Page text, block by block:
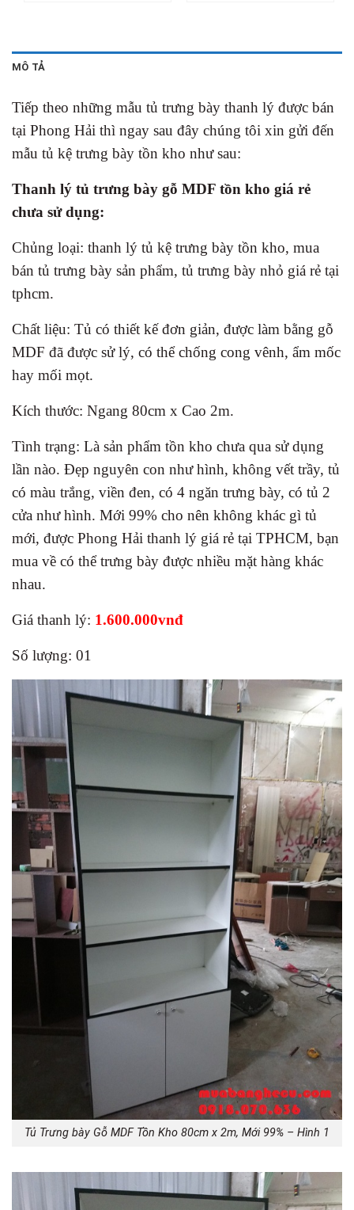
MÔ TẢ
Tiếp theo những mẫu tủ trưng bày thanh lý được bán
tại Phong Hải thì ngay sau đây chúng tôi xin gửi đến
mẫu tủ kệ trưng bày tồn kho như sau:
Thanh lý tủ trưng bày gỗ MDF tồn kho giá rẻ
chưa sử dụng:
Chủng loại: thanh lý tủ kệ trưng bày tồn kho, mua
bán tủ trưng bày sản phẩm, tủ trưng bày nhỏ giá rẻ tại
tphcm.
Chất liệu: Tủ có thiết kế đơn giản, được làm bằng gỗ
MDF đã được sử lý, có thể chống cong vênh, ẩm mốc
hay mối mọt.
Kích thước: Ngang 80cm x Cao 2m.
Tình trạng: Là sản phẩm tồn kho chưa qua sử dụng
lần nào. Đẹp nguyên con như hình, không vết trầy, tủ
có màu trắng, viền đen, có 4 ngăn trưng bày, có tủ 2
cửa như hình. Mới 99% cho nên không khác gì tủ
mới, được Phong Hải thanh lý giá rẻ tại TPHCM, bạn
mua về có thể trưng bày được nhiều mặt hàng khác
nhau.
Giá thanh lý: 1.600.000vnđ
Số lượng: 01
Tủ Trưng bày Gỗ MDF Tồn Kho 80cm x 2m, Mới 99% – Hình 1